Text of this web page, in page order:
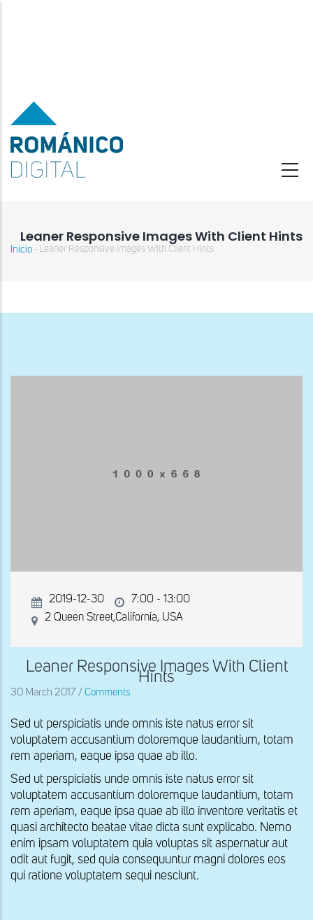
contenido
principal
Leaner Responsive Images With Client Hints
Sobrescribir
Inicio - Leaner Responsive Images With Client Hints
2019-12-30
7:00 - 13:00
2 Queen Street,California, USA
Leaner Responsive Images With Client
Hints
30 March 2017 / Comments
Sed ut perspiciatis unde omnis iste natus error sit
voluptatem accusantium doloremque laudantium, totam
rem aperiam, eaque ipsa quae ab illo.
Sed ut perspiciatis unde omnis iste natus error sit
voluptatem accusantium doloremque laudantium, totam
rem aperiam, eaque ipsa quae ab illo inventore veritatis et
quasi architecto beatae vitae dicta sunt explicabo. Nemo
enim ipsam voluptatem quia voluptas sit aspernatur aut
odit aut fugit, sed quia consequuntur magni dolores eos
qui ratione voluptatem sequi nesciunt.